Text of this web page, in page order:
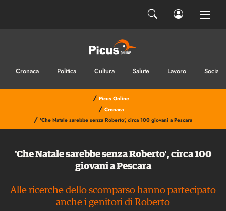
Cronaca Politica Cultura Salute Lavoro Sociale
/ Picus Online
/ Cronaca
/ 'Che Natale sarebbe senza Roberto', circa 100 giovani a Pescara
'Che Natale sarebbe senza Roberto', circa 100
giovani a Pescara
Alle ricerche dello scomparso hanno partecipato
anche i genitori di Roberto